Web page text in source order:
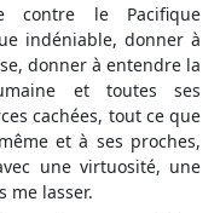
contre le Pacifique
indéniable, donner à
donner à entendre la
et toutes ses
cachées, tout ce que
et à ses proches,
une virtuosité, une
me lasser.